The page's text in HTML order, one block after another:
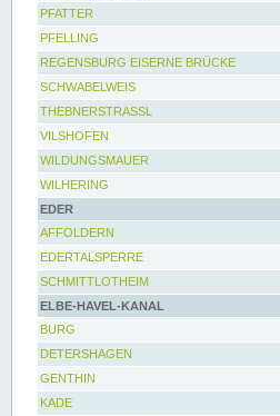
PFATTER
PFELLING
REGENSBURG EISERNE BRÜCKE
SCHWABELWEIS
THEBNERSTRASSL
VILSHOFEN
WILDUNGSMAUER
WILHERING
EDER
AFFOLDERN
EDERTALSPERRE
SCHMITTLOTHEIM
ELBE-HAVEL-KANAL
BURG
DETERSHAGEN
GENTHIN
KADE